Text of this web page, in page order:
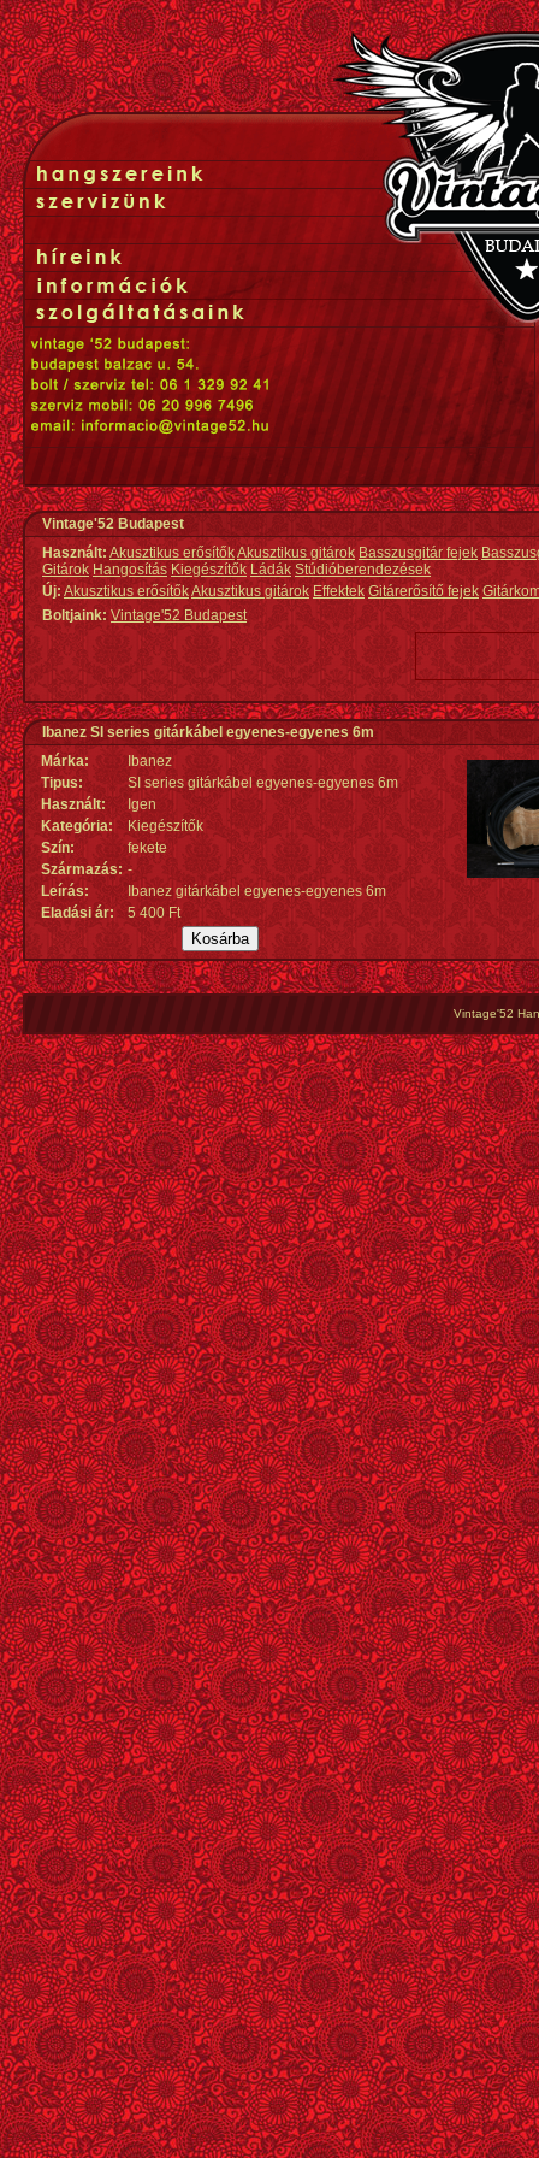
Vintage'52 Budapest
Használt: Akusztikus erősítőkAkusztikus gitárok Basszusgitár fejek
Gitárok Hangosítás Kiegészítők Ládák Stúdióberendezések
Új:Akusztikus erősítőkAkusztikus gitárok Effektek Gitárerősítő fejek
Boltjaink: Vintage'52 Budapest
Ibanez SI series gitárkábel egyenes-egyenes 6m
Márka:
Ibanez
Tipus:
SI series gitárkábel egyenes-egyenes 6m
Használt:
Igen
Kategória:
Kiegészítők
Szín:
fekete
Származás: -
Leírás:
Ibanez gitárkábel egyenes-egyenes 6m
Eladási ár:
5 400 Ft
Vintage'52